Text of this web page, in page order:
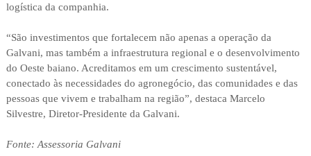
logística da companhia.
“São investimentos que fortalecem não apenas a operação da
Galvani, mas também a infraestrutura regional e o desenvolvimento
do Oeste baiano. Acreditamos em um crescimento sustentável,
conectado às necessidades do agronegócio, das comunidades e das
pessoas que vivem e trabalham na região”, destaca Marcelo
Silvestre, Diretor-Presidente da Galvani.
Fonte: Assessoria Galvani